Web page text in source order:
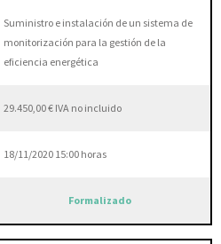
Suministro e instalación de un sistema de
monitorización para la gestión de la
eficiencia energética
29.450,00 € IVA no incluido
18/11/2020 15:00 horas
Formalizado